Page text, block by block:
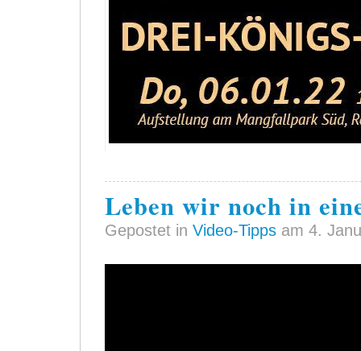
Leben wir noch in
Gepostet in Video-Tipps am 4.